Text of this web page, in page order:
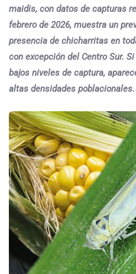
maidis, con datos de capturas
febrero de 2026, muestra un
presencia de chicharritas en
con excepción del Centro Sur.
bajos niveles de captura,
altas densidades poblacionales.